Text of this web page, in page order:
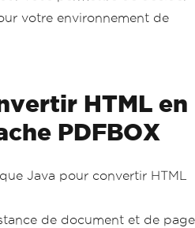
votre environnement de
HTML en
PDFBOX
Java pour convertir HTML
de document et de page